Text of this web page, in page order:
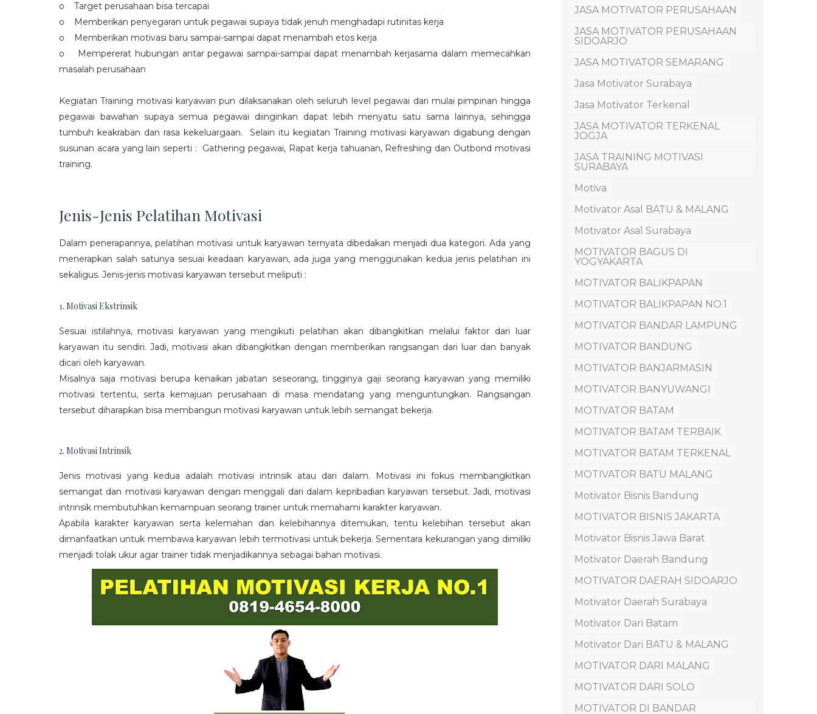
o Target perusahaan bisa tercapai
o Memberikan penyegaran untuk pegawai supaya tidak jenuh menghadapi rutinitas kerja
o Memberikan motivasi baru sampai-sampai dapat menambah etos kerja
o Mempererat hubungan antar pegawai sampai-sampai dapat menambah kerjasama dalam memecahkan
masalah perusahaan
Kegiatan Training motivasi karyawan pun dilaksanakan oleh seluruh level pegawai dari mulai pimpinan hingga
pegawai bawahan supaya semua pegawai diinginkan dapat lebih menyatu satu sama lainnya, sehingga
tumbuh keakraban dan rasa kekeluargaan. Selain itu kegiatan Training motivasi karyawan digabung dengan
susunan acara yang lain seperti : Gathering pegawai, Rapat kerja tahuanan, Refreshing dan Outbond motivasi
training.
Jenis-Jenis Pelatihan Motivasi
Dalam penerapannya, pelatihan motivasi untuk karyawan ternyata dibedakan menjadi dua kategori. Ada yang
menerapkan salah satunya sesuai keadaan karyawan, ada juga yang menggunakan kedua jenis pelatihan ini
sekaligus. Jenis-jenis motivasi karyawan tersebut meliputi :
1. Motivasi Ekstrinsik
Sesuai istilahnya, motivasi karyawan yang mengikuti pelatihan akan dibangkitkan melalui faktor dari luar
karyawan itu sendiri. Jadi, motivasi akan dibangkitkan dengan memberikan rangsangan dari luar dan banyak
dicari oleh karyawan.
Misalnya saja motivasi berupa kenaikan jabatan seseorang, tingginya gaji seorang karyawan yang memiliki
motivasi tertentu, serta kemajuan perusahaan di masa mendatang yang menguntungkan. Rangsangan
tersebut diharapkan bisa membangun motivasi karyawan untuk lebih semangat bekerja.
2. Motivasi Intrinsik
Jenis motivasi yang kedua adalah motivasi intrinsik atau dari dalam. Motivasi ini fokus membangkitkan
semangat dan motivasi karyawan dengan menggali dari dalam kepribadian karyawan tersebut. Jadi, motivasi
intrinsik membutuhkan kemampuan seorang trainer untuk memahami karakter karyawan.
Apabila karakter karyawan serta kelemahan dan kelebihannya ditemukan, tentu kelebihan tersebut akan
dimanfaatkan untuk membawa karyawan lebih termotivasi untuk bekerja. Sementara kekurangan yang dimiliki
menjadi tolak ukur agar trainer tidak menjadikannya sebagai bahan motivasi.
JASA MOTIVATOR PERUSAHAAN
JASA MOTIVATOR PERUSAHAAN
SIDOARJO
JASA MOTIVATOR SEMARANG
Jasa Motivator Surabaya
Jasa Motivator Terkenal
JASA MOTIVATOR TERKENAL
JOGJA
JASA TRAINING MOTIVASI
SURABAYA
Motiva
Motivator Asal BATU & MALANG
Motivator Asal Surabaya
MOTIVATOR BAGUS DI
YOGYAKARTA
MOTIVATOR BALIKPAPAN
MOTIVATOR BALIKPAPAN NO.1
MOTIVATOR BANDAR LAMPUNG
MOTIVATOR BANDUNG
MOTIVATOR BANJARMASIN
MOTIVATOR BANYUWANGI
MOTIVATOR BATAM
MOTIVATOR BATAM TERBAIK
MOTIVATOR BATAM TERKENAL
MOTIVATOR BATU MALANG
Motivator Bisnis Bandung
MOTIVATOR BISNIS JAKARTA
Motivator Bisnis Jawa Barat
Motivator Daerah Bandung
MOTIVATOR DAERAH SIDOARJO
Motivator Daerah Surabaya
Motivator Dari Batam
Motivator Dari BATU & MALANG
MOTIVATOR DARI MALANG
MOTIVATOR DARI SOLO
MOTIVATOR DI BANDAR